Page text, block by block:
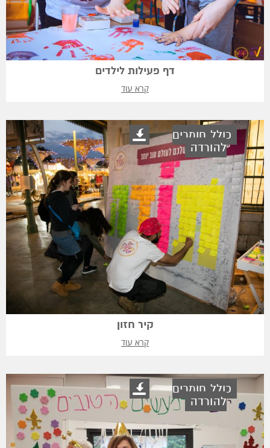
דף פעילות לילדים
קרא עוד
כולל חומרים
להורדה
קיר חזון
קרא עוד
כולל חומרים
להורדה